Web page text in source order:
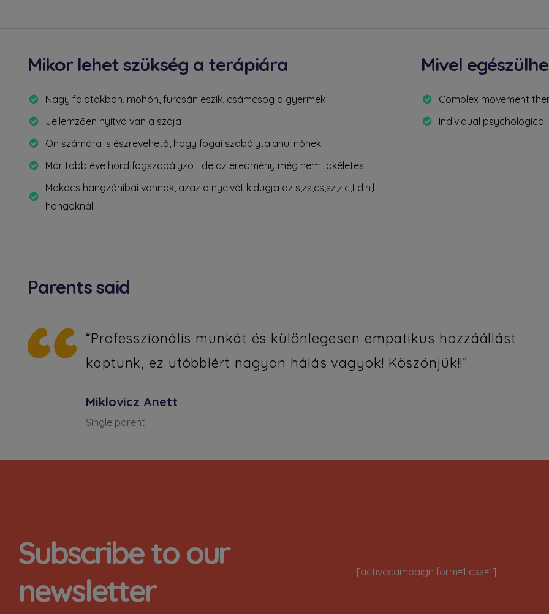
Mikor lehet szükség a terápiára
Nagy falatokban, mohón, furcsán eszik, csámcsog a gyermek
Jellemzően nyitva van a szája
Ön számára is észrevehető, hogy fogai szabálytalanul nőnek
Már több éve hord fogszabályzót, de az eredmény még nem tökéletes
Makacs hangzóhibái vannak, azaz a nyelvét kidugja az s,zs,cs,sz,z,c,t,d,n,l
hangoknál
Mivel
Complex movement
Individual
Parents said
“Professzionális munkát és különlegesen empatikus hozzáállást
kaptunk, ez utóbbiért nagyon hálás vagyok! Köszönjük!!”
Miklovicz Anett
Single parent
Subscribe to our
newsletter
[activecampaign form=1 css=1]